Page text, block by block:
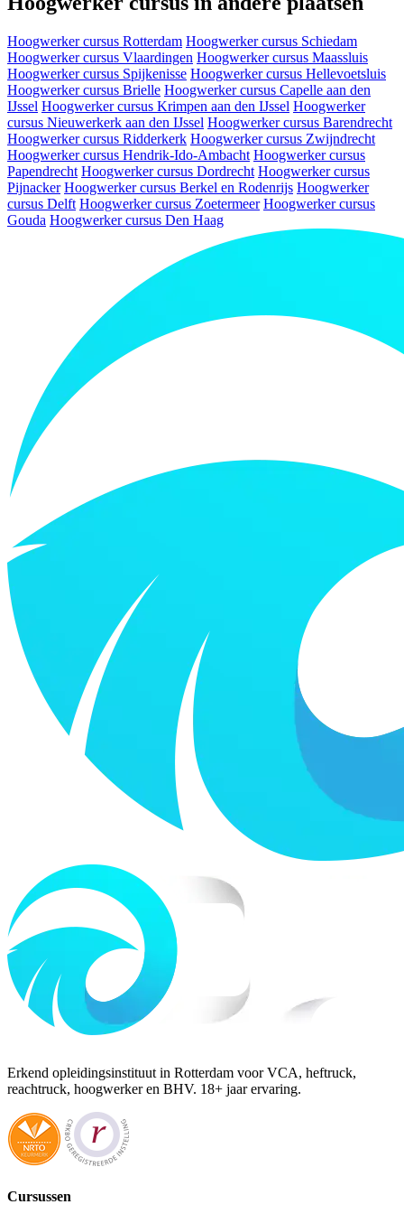
Hoogwerker cursus Rotterdam Hoogwerker cursus Schiedam
Hoogwerker cursus Vlaardingen Hoogwerker cursus Maassluis
Hoogwerker cursus Spijkenisse Hoogwerker cursus Hellevoetsluis
Hoogwerker cursus Brielle Hoogwerker cursus Capelle aan den
IJssel Hoogwerker cursus Krimpen aan den IJssel Hoogwerker
cursus Nieuwerkerk aan den IJssel Hoogwerker cursus Barendrecht
Hoogwerker cursus Ridderkerk Hoogwerker cursus Zwijndrecht
Hoogwerker cursus Hendrik-Ido-Ambacht Hoogwerker cursus
Papendrecht Hoogwerker cursus Dordrecht Hoogwerker cursus
Pijnacker Hoogwerker cursus Berkel en Rodenrijs Hoogwerker
cursus Delft Hoogwerker cursus Zoetermeer Hoogwerker cursus
Gouda Hoogwerker cursus Den Haag
Erkend opleidingsinstituut in Rotterdam voor VCA, heftruck,
reachtruck, hoogwerker en BHV. 18+ jaar ervaring.
Cursussen